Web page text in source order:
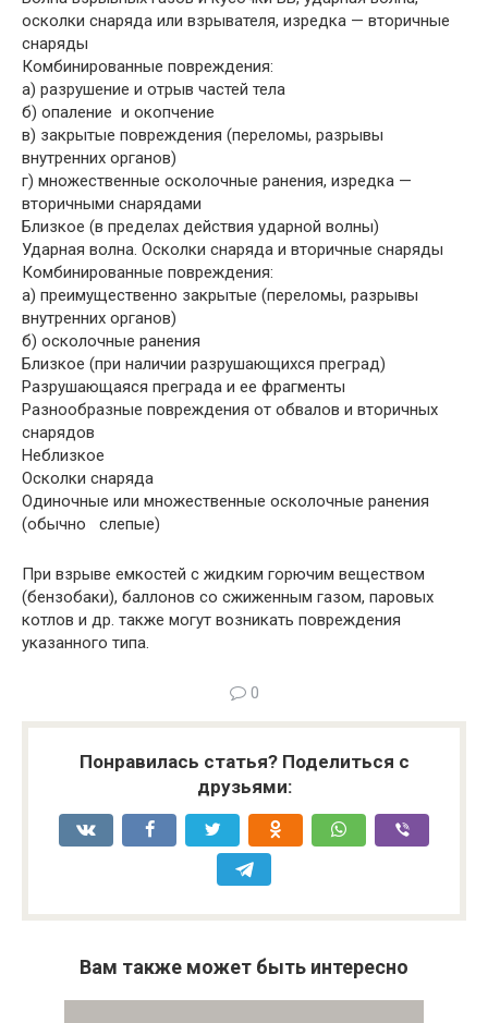
осколки снаряда или взрывателя, изредка — вторичные
снаряды
Комбинированные повреждения:
а) разрушение и отрыв частей тела
б) опаление и окопчение
в) закрытые повреждения (переломы, разрывы
внутренних органов)
г) множественные осколочные ранения, изредка —
вторичными снарядами
Близкое (в пределах действия ударной волны)
Ударная волна. Осколки снаряда и вторичные снаряды
Комбинированные повреждения:
а) преимущественно закрытые (переломы, разрывы
внутренних органов)
б) осколочные ранения
Близкое (при наличии разрушающихся преград)
Разрушающаяся преграда и ее фрагменты
Разнообразные повреждения от обвалов и вторичных
снарядов
Неблизкое
Осколки снаряда
Одиночные или множественные осколочные ранения
(обычно слепые)
При взрыве емкостей с жидким горючим веществом
(бензобаки), баллонов со сжиженным газом, паровых
котлов и др. также могут возникать повреждения
указанного типа.
0
Понравилась статья? Поделиться с
друзьями:
Вам также может быть интересно